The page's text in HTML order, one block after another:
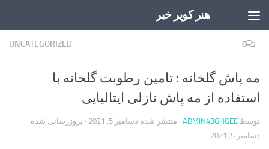
هنر کویر خبر
UNCATEGORIZED 0
مه پاش گلخانه : تامین رطوبت گلخانه با
استفاده از مه پاش نازلی ایتالیایی
توسط ADMIN43GHGEE · منتشر شده دسامبر 5, 2021
· بروزرسانی شده
دسامبر 5, 2021